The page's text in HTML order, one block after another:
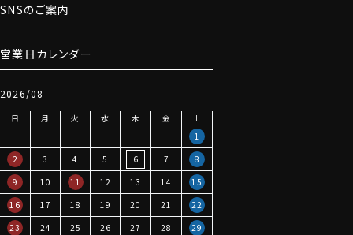
SNSのご案内
営業日カレンダー
2026/08
日 月 火 水 木 金
土
1
2
3 4 5 6 7
8
9
10 11 12 13 14
15
16
17 18 19 20 21
22
23
24 25 26 27 28
29